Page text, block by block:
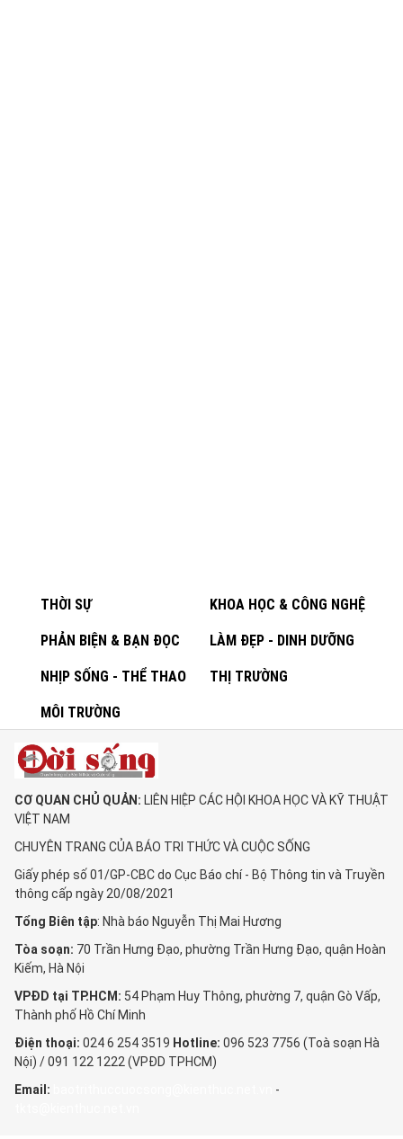
THỜI SỰ KHOA HỌC & CÔNG NGHỆ
PHẢN BIỆN & BẠN ĐỌC LÀM ĐẸP - DINH DƯỠNG
NHỊP SỐNG - THỂ THAO THỊ TRƯỜNG
MÔI TRƯỜNG
CƠ QUAN CHỦ QUẢN: LIÊN HIỆP CÁC HỘI KHOA HỌC VÀ KỸ THUẬT
VIỆT NAM
CHUYÊN TRANG CỦA BÁO TRI THỨC VÀ CUỘC SỐNG
Giấy phép số 01/GP-CBC do Cục Báo chí - Bộ Thông tin và Truyền
thông cấp ngày 20/08/2021
Tổng Biên tập: Nhà báo Nguyễn Thị Mai Hương
Tòa soạn: 70 Trần Hưng Đạo, phường Trần Hưng Đạo, quận Hoàn
Kiếm, Hà Nội
VPĐD tại TP.HCM: 54 Phạm Huy Thông, phường 7, quận Gò Vấp,
Thành phố Hồ Chí Minh
Điện thoại: 024 6 254 3519 Hotline: 096 523 7756 (Toà soạn Hà
Nội) / 091 122 1222 (VPĐD TPHCM)
Email:
-